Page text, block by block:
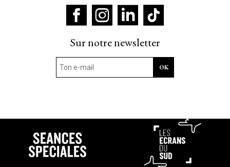
Sur notre newsletter